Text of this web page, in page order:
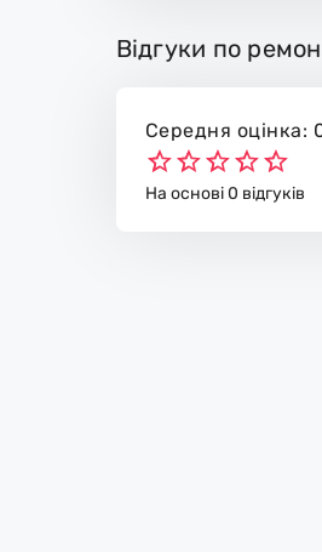
Відгуки по
Середня оцінка:
На основі 0 відгуків